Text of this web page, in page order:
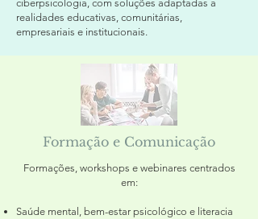
ciberpsicologia, com soluções adaptadas a
realidades educativas, comunitárias,
empresariais e institucionais.
Formação e Comunicação
Formações, workshops e webinares centrados
em:
Saúde mental, bem-estar psicológico e literacia